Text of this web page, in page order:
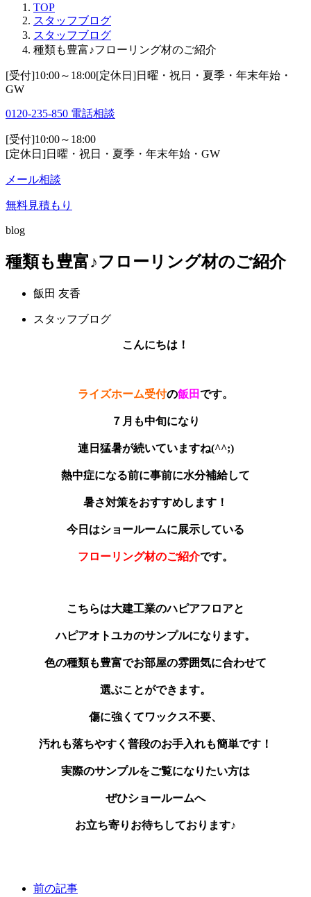
TOP
スタッフブログ
スタッフブログ
種類も豊富♪フローリング材のご紹介
[受付]10:00～18:00[定休日]日曜・祝日・夏季・年末年始・
GW
0120-235-850 電話相談
[受付]10:00～18:00
[定休日]日曜・祝日・夏季・年末年始・GW
メール相談
無料見積もり
blog
種類も豊富♪フローリング材のご紹介
飯田 友香
スタッフブログ
こんにちは！
ライズホーム受付の飯田です。
７月も中旬になり
連日猛暑が続いていますね(^^;)
熱中症になる前に事前に水分補給して
暑さ対策をおすすめします！
今日はショールームに展示している
フローリング材のご紹介です。
こちらは大建工業のハピアフロアと
ハピアオトユカのサンプルになります。
色の種類も豊富でお部屋の雰囲気に合わせて
選ぶことができます。
傷に強くてワックス不要、
汚れも落ちやすく普段のお手入れも簡単です！
実際のサンプルをご覧になりたい方は
ぜひショールームへ
お立ち寄りお待ちしております♪
前の記事